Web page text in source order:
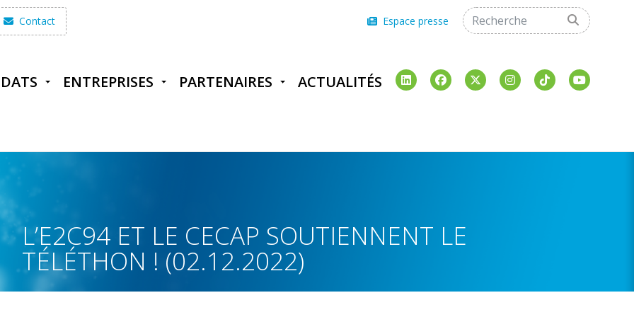
Contact Espace presse
ENTREPRISES PARTENAIRES ACTUALITÉS
L’E2C94 ET LE CECAP SOUTIENNENT LE
TÉLÉTHON ! (02.12.2022)